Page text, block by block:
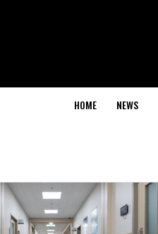
HOME NEWS